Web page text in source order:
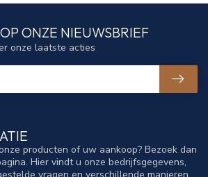
producten of uw aankoop? Bezoek dan
Hier vindt u onze bedrijfsgegevens,
vragen en verschillende manieren
ONZE NIEUWSBRIEF
onze laatste acties